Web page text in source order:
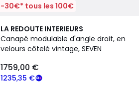
-30€* tous les 100€
LA REDOUTE INTERIEURS
Canapé modulable d'angle droit, en
velours côtelé vintage, SEVEN
1235,35 €
1759,00 €
4
Couleurs